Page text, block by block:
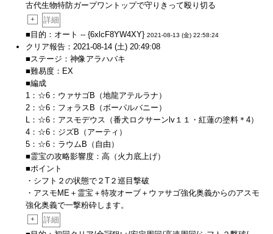
古代生物特防ガープワントップで守りきって殴り切る
+
詳細
■目的：オート -- {6xlcF8YW4XY} 2021-08-13 (金) 22:58:24
クリア報告：2021-08-14 (土) 20:49:08
■ステージ：神像アラハバキ
■難易度：EX
■編成
1：☆6：ウァサゴB（地龍アテルラナ）
2：☆6：フォラスB（ボーパルバニー）
L：☆6：アスモデウス（番犬ロクサーンlv１１・紅蓮の塗料＊4）
4：☆6：ジズB（アーティ）
5：☆6：ラウムB（自由）
■霊宝の攻略影響度：高（火力底上げ）
■ポイント
・シフト２の状態で２T２巡目撃破
・アスモME＋霊宝＋特攻オーブ＋ウァサゴ強化奥義からのアスモ
強化奥義で一撃粉砕します。
+
詳細